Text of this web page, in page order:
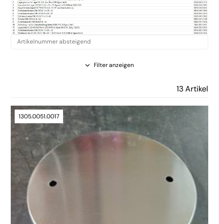
Filter anzeigen
13 Artikel
1305.0051.0017